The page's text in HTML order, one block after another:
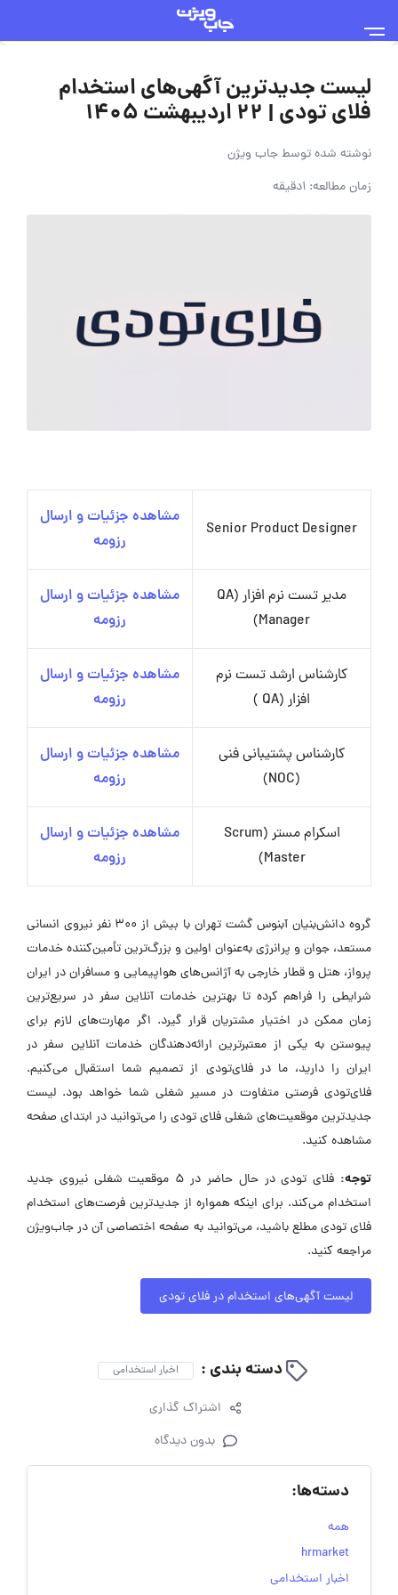
لیست جدیدترین آگهی‌های استخدام
فلای تودی | ۲۲ اردیبهشت ۱۴۰۵
نوشته شده توسطجاب ویژن
زمان مطالعه: 1دقیقه
Senior Product Designer
مشاهده جزئیات و ارسال
رزومه
مدیر تست نرم افزار (QA
Manager)
مشاهده جزئیات و ارسال
رزومه
کارشناس ارشد تست نرم
افزار (QA )
مشاهده جزئیات و ارسال
رزومه
کارشناس پشتیبانی فنی
(NOC)
مشاهده جزئیات و ارسال
رزومه
اسکرام مستر (Scrum
Master)
مشاهده جزئیات و ارسال
رزومه
گروه دانش‌بنیان آبنوس گشت تهران با بیش از ۳۰۰ نفر نیروی انسانی
مستعد، جوان و پرانرژی به‌عنوان اولین و بزرگ‌ترین تأمین‌کننده خدمات
پرواز، هتل و قطار خارجی به آژانس‌های هواپیمایی و مسافران در ایران
شرایطی را فراهم کرده تا بهترین خدمات آنلاین سفر در سریع‌ترین
زمان ممکن در اختیار مشتریان قرار گیرد. اگر مهارت‌های لازم برای
پیوستن به یکی از معتبرترین ارائه‌دهندگان خدمات آنلاین سفر در
ایران را دارید، ما در فلای‌تودی از تصمیم شما استقبال می‌کنیم.
فلای‌تودی فرصتی متفاوت در مسیر شغلی شما خواهد بود. لیست
جدیدترین موقعیت‌های شغلی فلای تودی را می‌توانید در ابتدای صفحه
مشاهده کنید.
توجه:
فلای تودی در حال حاضر در ۵ موقعیت شغلی نیروی جدید
استخدام می‌کند. برای اینکه همواره از جدیدترین فرصت‌های استخدام
فلای تودی مطلع باشید، می‌توانید به صفحه اختصاصی آن در جاب‌ویژن
مراجعه کنید.
لیست آگهی‌های استخدام در فلای تودی
دسته بندی : اخبار استخدامی
اشتراک گذاری
بدون دیدگاه
دسته‌ها:
همه
hrmarket
اخبار استخدامی